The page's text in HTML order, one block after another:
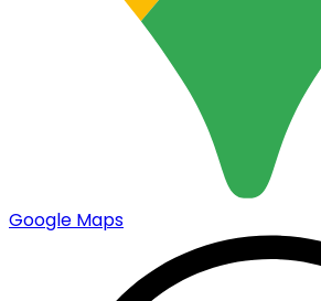
Google Maps